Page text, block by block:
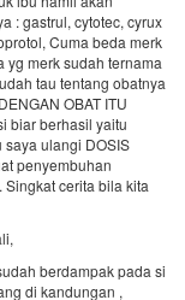
: gastrul, cytotec, cyrux
Cuma beda merk
yg merk sudah ternama
tau tentang obatnya
OBAT ITU
biar berhasil yaitu
saya ulangi DOSIS
penyembuhan
cerita bila kita
berdampak pada si
di kandungan ,